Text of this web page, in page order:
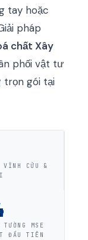
tay hoặc
pháp
chất Xây
phối vật tư
trọn gói tại
VĨNH CỬU &
TƯỜNG MSE
ĐẦU TIÊN